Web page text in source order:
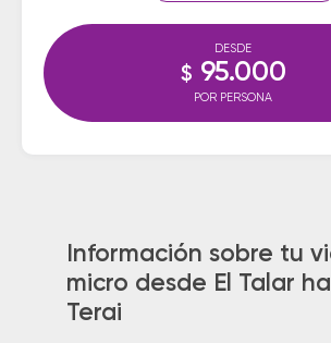
DESDE
$ 95.000
POR PERSONA
Información sobre tu
micro desde El Talar
Terai